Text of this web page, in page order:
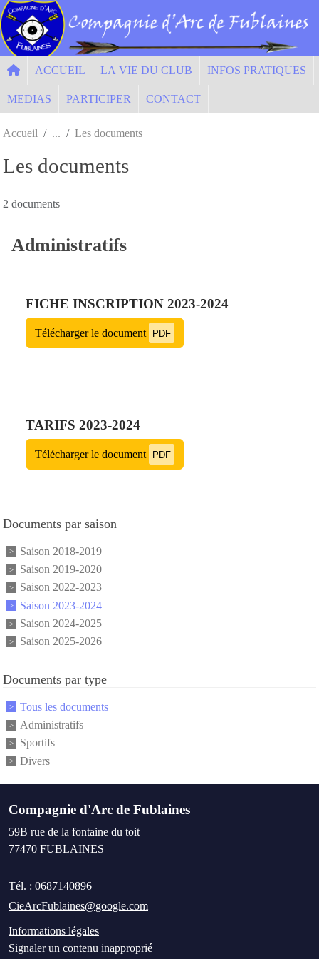
ACCUEIL LA VIE DU CLUB INFOS PRATIQUES
MEDIAS PARTICIPER CONTACT
Accueil Les documents
Les documents
2 documents
Administratifs
FICHE INSCRIPTION 2023-2024
Télécharger le document PDF
TARIFS 2023-2024
Télécharger le document PDF
Documents par saison
Saison 2018-2019
Saison 2019-2020
Saison 2022-2023
Saison 2023-2024
Saison 2024-2025
Saison 2025-2026
Documents par type
Tous les documents
Administratifs
Sportifs
Divers
Compagnie d'Arc de Fublaines
59B rue de la fontaine du toit
77470 FUBLAINES
Tél. : 0687140896
CieArcFublaines@google.com
Informations légales
Signaler un contenu inapproprié
Panneau de gestion des cookies